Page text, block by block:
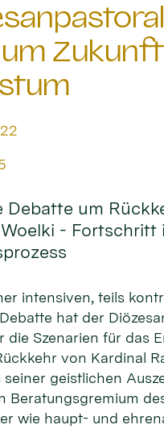
Debatte um
- Fortschritt
intensiven, teils
hat der
die Szenarien für das
von Kardinal
seiner geistlichen
Beratungsgremium
wie haupt- und